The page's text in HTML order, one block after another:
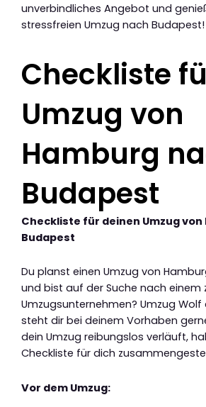
unverbindliches Angebot und
stressfreien Umzug nach Budapest!
Checkliste
Umzug von
Hamburg
Budapest
Checkliste für deinen Umzug von
Budapest
Du planst einen Umzug von
und bist auf der Suche nach einem
Umzugsunternehmen? Umzug
steht dir bei deinem Vorhaben
dein Umzug reibungslos verläuft,
Checkliste für dich
Vor dem Umzug: